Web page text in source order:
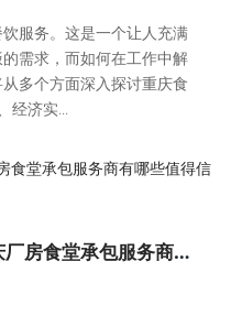
服务。这是一个让人充满
需求，而如何在工作中解
多个方面深入探讨重庆食
经济实...
重庆厂房食堂承包服务商-重庆厂房食堂承包服务商有哪些值得信赖的选择？